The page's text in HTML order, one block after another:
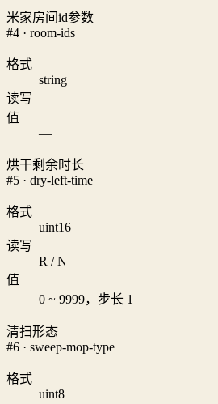
米家房间id参数
#4 · room-ids
格式
string
读写
值
—
烘干剩余时长
#5 · dry-left-time
格式
uint16
读写
R / N
值
0 ~ 9999，步长 1
清扫形态
#6 · sweep-mop-type
格式
uint8